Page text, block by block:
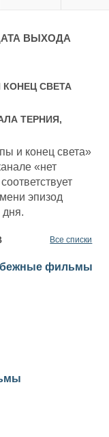
ВЫХОДА
СВЕТА
ТЕРНИЯ,
и конец света»
«нет
эпизод
дня.
Все списки
фильмы